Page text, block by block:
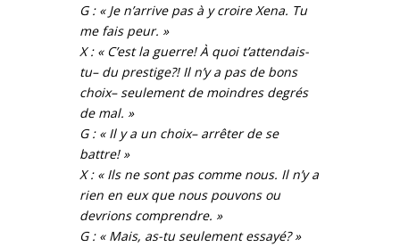
G : « Je n’arrive pas à y croire Xena. Tu
me fais peur. »
X : « C’est la guerre! À quoi t’attendais-
tu– du prestige?! Il n’y a pas de bons
choix– seulement de moindres degrés
de mal. »
G : « Il y a un choix– arrêter de se
battre! »
X : « Ils ne sont pas comme nous. Il n’y a
rien en eux que nous pouvons ou
devrions comprendre. »
G : « Mais, as-tu seulement essayé? »